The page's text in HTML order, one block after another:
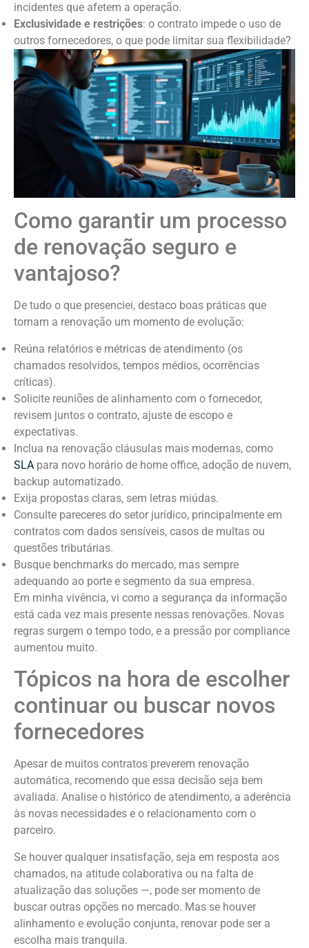
incidentes que afetem a operação.
Exclusividade e restrições: o contrato impede o uso de
outros fornecedores, o que pode limitar sua flexibilidade?
Como garantir um processo
de renovação seguro e
vantajoso?
De tudo o que presenciei, destaco boas práticas que
tornam a renovação um momento de evolução:
Reúna relatórios e métricas de atendimento (os
chamados resolvidos, tempos médios, ocorrências
críticas).
Solicite reuniões de alinhamento com o fornecedor,
revisem juntos o contrato, ajuste de escopo e
expectativas.
Inclua na renovação cláusulas mais modernas, como
SLA para novo horário de home office, adoção de nuvem,
backup automatizado.
Exija propostas claras, sem letras miúdas.
Consulte pareceres do setor jurídico, principalmente em
contratos com dados sensíveis, casos de multas ou
questões tributárias.
Busque benchmarks do mercado, mas sempre
adequando ao porte e segmento da sua empresa.
Em minha vivência, vi como a segurança da informação
está cada vez mais presente nessas renovações. Novas
regras surgem o tempo todo, e a pressão por compliance
aumentou muito.
Tópicos na hora de escolher
continuar ou buscar novos
fornecedores
Apesar de muitos contratos preverem renovação
automática, recomendo que essa decisão seja bem
avaliada. Analise o histórico de atendimento, a aderência
às novas necessidades e o relacionamento com o
parceiro.
Se houver qualquer insatisfação, seja em resposta aos
chamados, na atitude colaborativa ou na falta de
atualização das soluções —, pode ser momento de
buscar outras opções no mercado. Mas se houver
alinhamento e evolução conjunta, renovar pode ser a
escolha mais tranquila.